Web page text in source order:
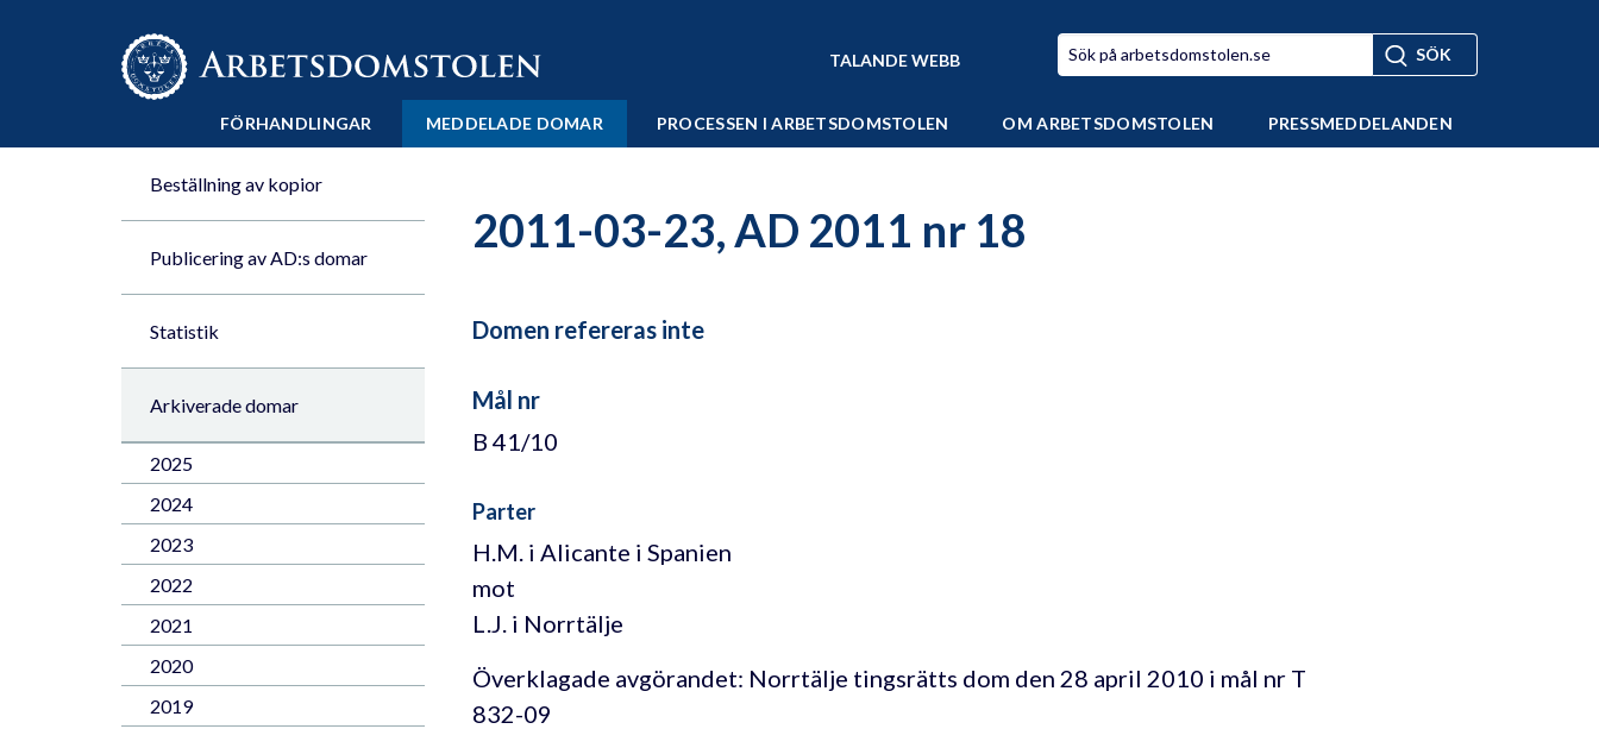
Till innehåll på sidan x
TALANDE WEBB
FÖRHANDLINGAR MEDDELADE DOMAR PROCESSEN I ARBETSDOMSTOLEN OM ARBETSDOMSTOLEN PRESSMEDDELANDEN
Beställning av kopior
Publicering av AD:s domar
Statistik
Arkiverade domar
2025
2024
2023
2022
2021
2020
2019
2011-03-23, AD 2011 nr 18
Domen refereras inte
Mål nr
B 41/10
Parter
H.M. i Alicante i Spanien
mot
L.J. i Norrtälje
Överklagade avgörandet: Norrtälje tingsrätts dom den 28 april 2010 i mål nr T
832-09